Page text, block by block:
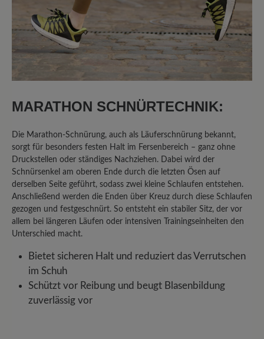
Perfekt (2) 100%
Sehr gut (0) 0%
Gut (0)
Unbefriedigend (0)
Bewerten Sie dieses Produkt!
Teilen Sie Ihre Erfahrungen mit anderen
Kunden.
Sortiert nach
MARATHON SCHNÜRTECHNIK:
Die Marathon-Schnürung, auch als Läuferschnürung bekannt,
sorgt für besonders festen Halt im Fersenbereich – ganz ohne
Druckstellen oder ständiges Nachziehen. Dabei wird der
Schnürsenkel am oberen Ende durch die letzten Ösen auf
derselben Seite geführt, sodass zwei kleine Schlaufen entstehen.
Anschließend werden die Enden über Kreuz durch diese Schlaufen
gezogen und festgeschnürt. So entsteht ein stabiler Sitz, der vor
allem bei längeren Läufen oder intensiven Trainingseinheiten den
Unterschied macht.
Bietet sicheren Halt und reduziert das Verrutschen
im Schuh
Schützt vor Reibung und beugt Blasenbildung
zuverlässig vor